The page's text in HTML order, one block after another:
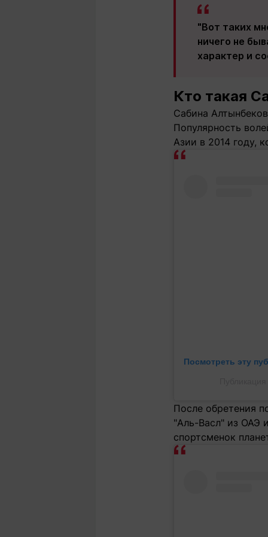
"Вот таких
ничего не
характер и
Кто такая
Сабина
Популярность
Азии в 2014 году,
Посмотреть эту
После обретения
"Аль-Васл" из ОАЭ
спортсменок